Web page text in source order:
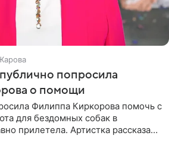
попросила
о помощи
Филиппа Киркорова помочь с
для бездомных собак в
прилетела. Артистка рассказала